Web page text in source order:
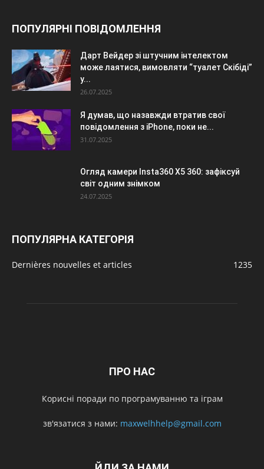
ПОПУЛЯРНІ ПОВІДОМЛЕННЯ
Дарт Вейдер зі штучним інтелектом
може лаятися, вимовляти “туалет Скібіді”
у...
26.07.2025
Я думав, що назавжди втратив свої
повідомлення з iPhone, поки не...
31.07.2025
Огляд камери Insta360 X5 360: зафіксуй
світ одним знімком
24.07.2025
ПОПУЛЯРНА КАТЕГОРІЯ
Dernières nouvelles et articles 1235
ПРО НАС
Корисні поради по програмуванню та іграм
зв'язатися з нами: maxwelhhelp@gmail.com